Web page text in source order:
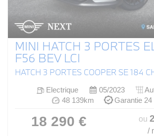
MINI HATCH 3 PORTES
F56 BEV LCI
HATCH 3 PORTES COOPER SE 184
Electrique 05/2023
48 139km
Garantie 24
18 290 € ou
/